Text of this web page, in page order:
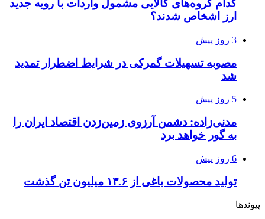
کدام گروه‌های کالایی مشمول واردات با رویه جدید
ارز اشخاص شدند؟
3 روز پیش
مصوبه تسهیلات گمرکی در شرایط اضطرار تمدید
شد
5 روز پیش
مدنی‌زاده: دشمن آرزوی زمین‌زدن اقتصاد ایران را
به گور خواهد برد
6 روز پیش
تولید محصولات باغی از ۱۳.۶ میلیون تن گذشت
پیوندها